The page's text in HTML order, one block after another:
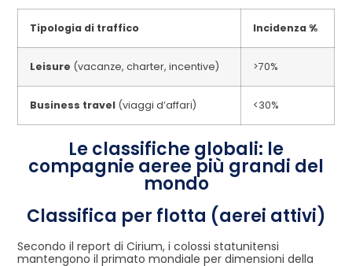
Tipologia di traffico Incidenza %
Leisure (vacanze, charter, incentive) >70%
Business travel (viaggi d’affari) <30%
Le classifiche globali: le
compagnie aeree più grandi del
mondo
Classifica per flotta (aerei attivi)
Secondo il report di Cirium, i colossi statunitensi
mantengono il primato mondiale per dimensioni della